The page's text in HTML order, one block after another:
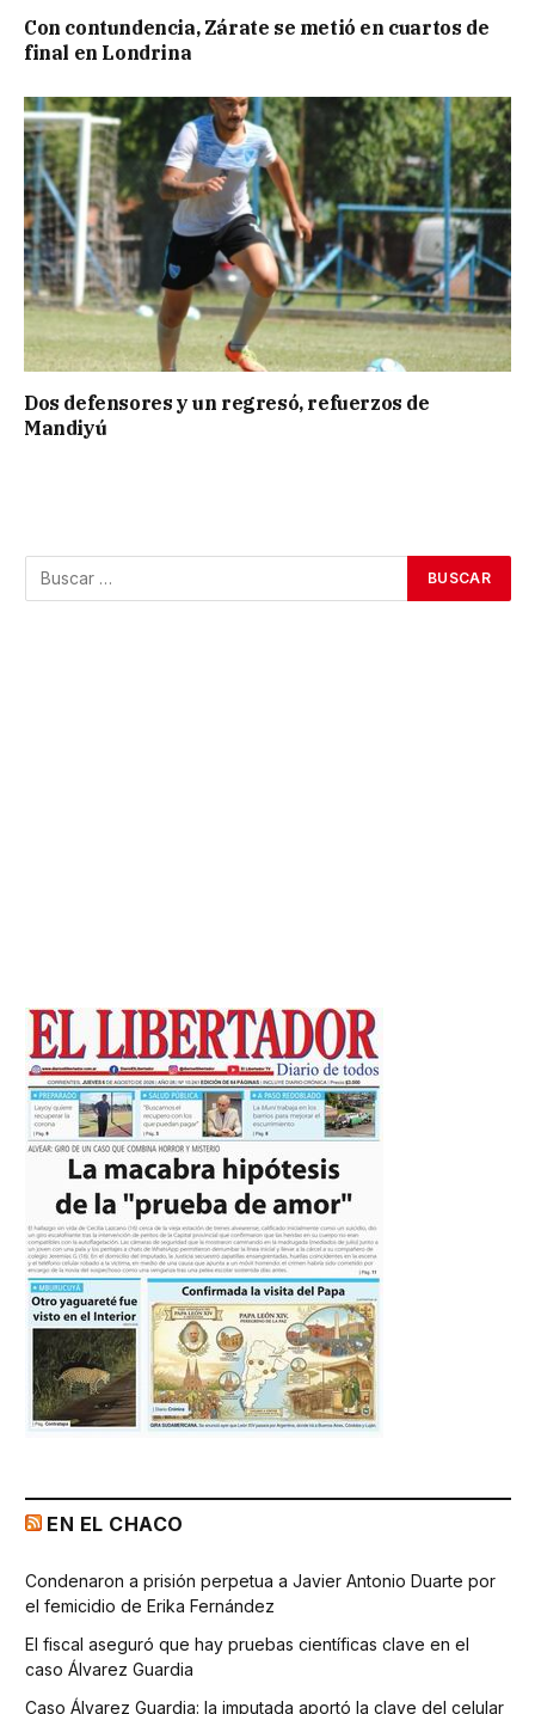
Con contundencia, Zárate se metió en cuartos de
final en Londrina
Dos defensores y un regresó, refuerzos de
Mandiyú
EN EL CHACO
Condenaron a prisión perpetua a Javier Antonio Duarte por
el femicidio de Erika Fernández
El fiscal aseguró que hay pruebas científicas clave en el
caso Álvarez Guardia
Caso Álvarez Guardia: la imputada aportó la clave del celular